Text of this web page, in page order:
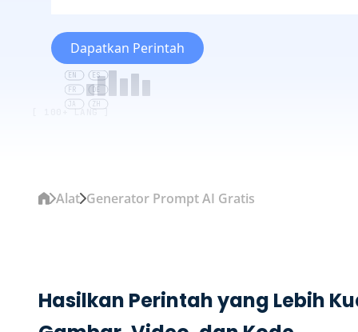
[ 100+ LANG ]
EN
ES
FR
DE
JA
ZH
Dapatkan Perintah
Alat Generator Prompt AI Gratis
Hasilkan Perintah yang Lebih